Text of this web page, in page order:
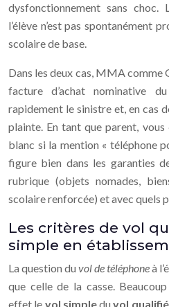
dysfonctionnement sans choc.
l’élève n’est pas spontanément
scolaire de base.
Dans les deux cas, MMA comme
facture d’achat nominative
rapidement le sinistre et, en cas
plainte. En tant que parent,
blanc si la mention « téléphone
figure bien dans les garanties
rubrique (objets nomades,
scolaire renforcée) et avec quels
Les critères de vol
simple en
La question du vol de téléphoneà
que celle de la casse.
effet le vol simpleduvol qualifié